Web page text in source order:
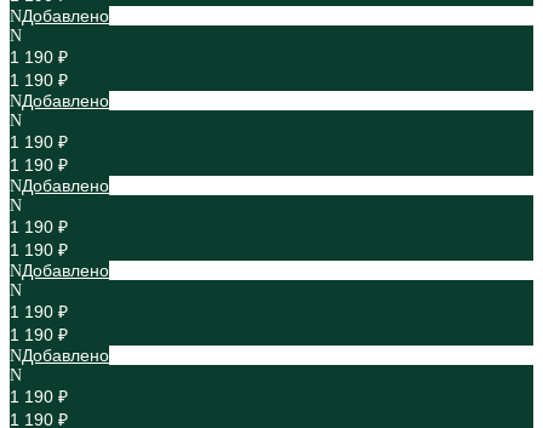
Добавлено
1 190 ₽
1 190 ₽
Добавлено
1 190 ₽
1 190 ₽
Добавлено
1 190 ₽
1 190 ₽
Добавлено
1 190 ₽
1 190 ₽
Добавлено
1 190 ₽
1 190 ₽